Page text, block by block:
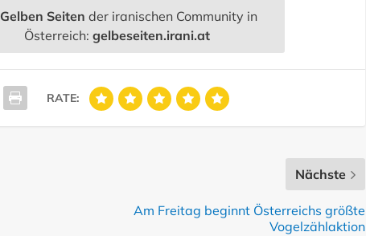
Gelben Seiten der iranischen Community in
Österreich:gelbeseiten.irani.at
RATE:
Nächste
Am Freitag beginnt Österreichs größte
Vogelzählaktion